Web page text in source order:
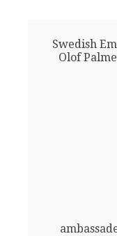
Swedish
Olof